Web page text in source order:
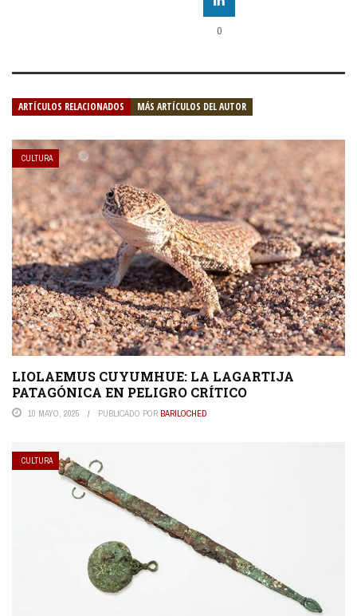
0
ARTÍCULOS RELACIONADOS MÁS ARTÍCULOS DEL AUTOR
CULTURA
LIOLAEMUS CUYUMHUE: LA LAGARTIJA
PATAGÓNICA EN PELIGRO CRÍTICO
10 MAYO, 2025 PUBLICADO POR BARILOCHED
CULTURA